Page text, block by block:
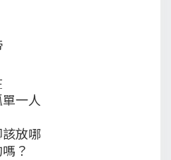
一人
放哪
？